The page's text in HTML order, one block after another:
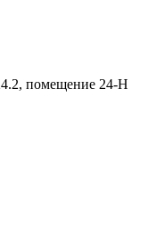
помещение 24-Н